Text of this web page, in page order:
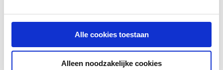
Alle cookies toestaan
Alleen noodzakelijke cookies